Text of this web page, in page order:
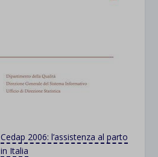
Cedap 2006: l’assistenza al parto
in Italia